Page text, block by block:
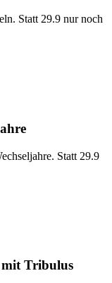
Statt 29.9 nur noch
Statt 29.9
mit Tribulus